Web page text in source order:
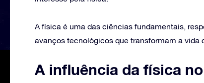
A física é uma das ciências fundamentais,
avanços tecnológicos que transformam a vida
A influência da física